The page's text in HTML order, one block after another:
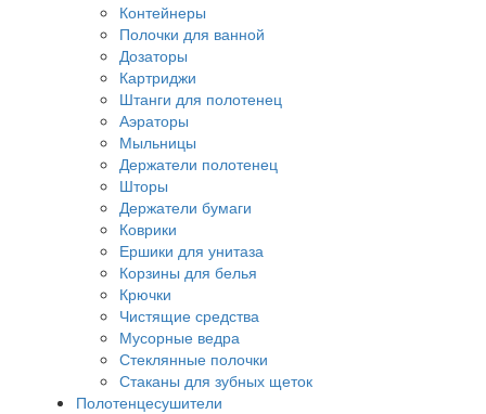
Контейнеры
Полочки для ванной
Дозаторы
Картриджи
Штанги для полотенец
Аэраторы
Мыльницы
Держатели полотенец
Шторы
Держатели бумаги
Коврики
Ершики для унитаза
Корзины для белья
Крючки
Чистящие средства
Мусорные ведра
Стеклянные полочки
Стаканы для зубных щеток
Полотенцесушители